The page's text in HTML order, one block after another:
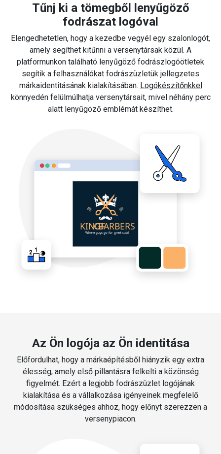
Tűnj ki a tömegből lenyűgöző
fodrászat logóval
Elengedhetetlen, hogy a kezedbe vegyél egy szalonlogót,
amely segíthet kitűnni a versenytársak közül. A
platformunkon található lenyűgöző fodrászlogóötletek
segítik a felhasználókat fodrászüzletük jellegzetes
márkaidentitásának kialakításában. Logókészítőnkkel
könnyedén felülmúlhatja versenytársait, mivel néhány perc
alatt lenyűgöző emblémát készíthet.
Az Ön logója az Ön identitása
Előfordulhat, hogy a márkaépítésből hiányzik egy extra
élesség, amely első pillantásra felkelti a közönség
figyelmét. Ezért a legjobb fodrászüzlet logójának
kialakítása és a vállalkozása igényeinek megfelelő
módosítása szükséges ahhoz, hogy előnyt szerezzen a
versenypiacon.